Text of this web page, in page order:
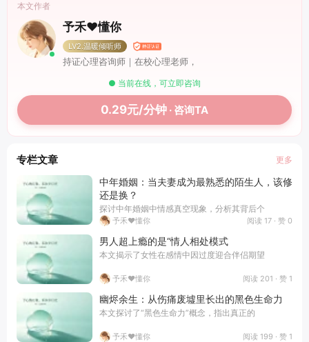
本文作者
予禾❤️懂你
LV2.温暖倾听师
持证心理咨询师｜在校心理老师，
● 当前在线，可立即咨询
0.29元/分钟 · 咨询TA
专栏文章 更多
中年婚姻：当夫妻成为最熟悉的陌生人，该修
还是换？
探讨中年婚姻中情感真空现象，分析其背后个
予禾❤️懂你 阅读 17 · 赞 0
男人超上瘾的是“情人相处模式
本文揭示了女性在感情中因过度迎合伴侣期望
予禾❤️懂你 阅读 201 · 赞 1
幽烬余生：从伤痛废墟里长出的黑色生命力
本文探讨了“黑色生命力”概念，指出真正的
予禾❤️懂你 阅读 199 · 赞 1